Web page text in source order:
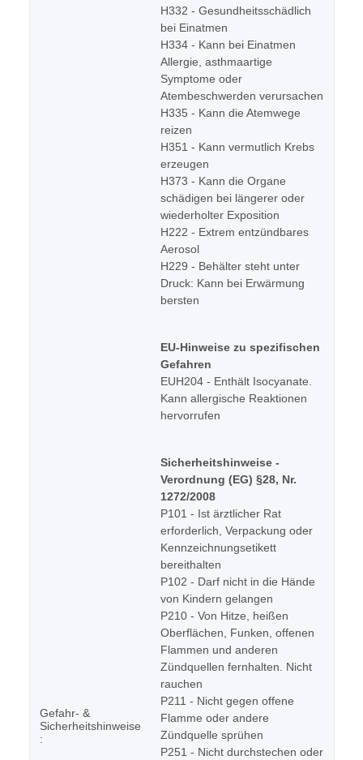
Gefahr- &
Sicherheitshinweise
:
H332 - Gesundheitsschädlich
bei Einatmen
H334 - Kann bei Einatmen
Allergie, asthmaartige
Symptome oder
Atembeschwerden verursachen
H335 - Kann die Atemwege
reizen
H351 - Kann vermutlich Krebs
erzeugen
H373 - Kann die Organe
schädigen bei längerer oder
wiederholter Exposition
H222 - Extrem entzündbares
Aerosol
H229 - Behälter steht unter
Druck: Kann bei Erwärmung
bersten
EU-Hinweise zu spezifischen
Gefahren
EUH204 - Enthält Isocyanate.
Kann allergische Reaktionen
hervorrufen
Sicherheitshinweise -
Verordnung (EG) §28, Nr.
1272/2008
P101 - Ist ärztlicher Rat
erforderlich, Verpackung oder
Kennzeichnungsetikett
bereithalten
P102 - Darf nicht in die Hände
von Kindern gelangen
P210 - Von Hitze, heißen
Oberflächen, Funken, offenen
Flammen und anderen
Zündquellen fernhalten. Nicht
rauchen
P211 - Nicht gegen offene
Flamme oder andere
Zündquelle sprühen
P251 - Nicht durchstechen oder